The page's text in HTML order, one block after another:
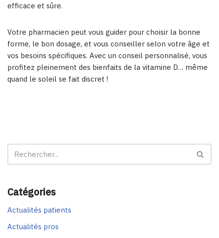
efficace et sûre.
Votre pharmacien peut vous guider pour choisir la bonne
forme, le bon dosage, et vous conseiller selon votre âge et
vos besoins spécifiques. Avec un conseil personnalisé, vous
profitez pleinement des bienfaits de la vitamine D… même
quand le soleil se fait discret !
Catégories
Actualités patients
Actualités pros